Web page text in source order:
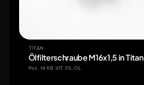
TITAN
Ölfilterschraube M16x1,5 in Titan
Pos. 14 KB.VIT.FIL.OL